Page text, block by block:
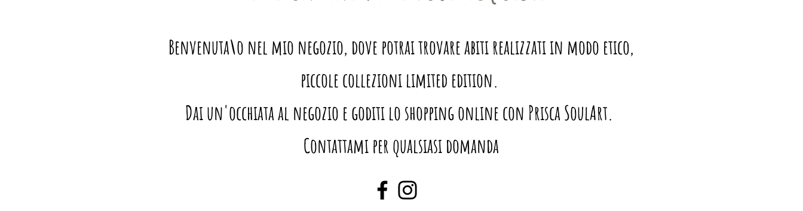
Benvenuta\o nel mio negozio, dove potrai trovare abiti realizzati in modo etico,
piccole collezioni limited edition.
Dai un'occhiata al negozio e goditi lo shopping online con Prisca SoulArt.
Contattami per qualsiasi domanda